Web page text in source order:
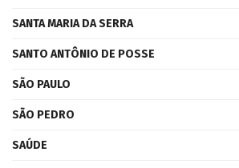
SANTA MARIA DA SERRA
SANTO ANTÔNIO DE POSSE
SÃO PAULO
SÃO PEDRO
SAÚDE